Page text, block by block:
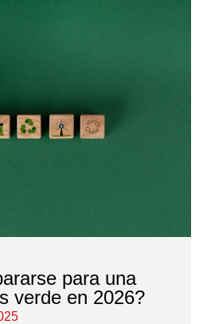
para una
verde en 2026?